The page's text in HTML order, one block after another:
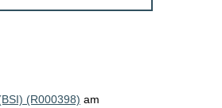
(R000398) am